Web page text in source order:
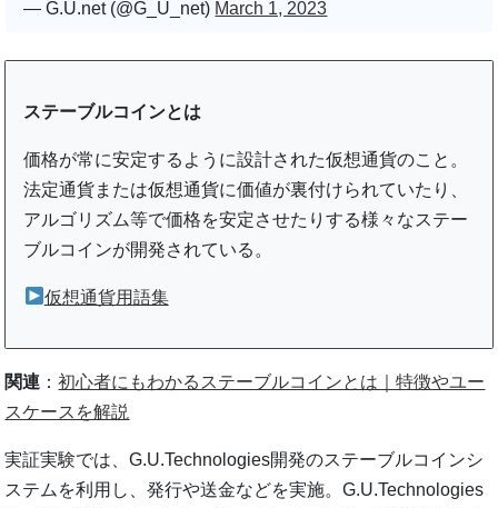
— G.U.net (@G_U_net) March 1, 2023
ステーブルコインとは
価格が常に安定するように設計された仮想通貨のこと。
法定通貨または仮想通貨に価値が裏付けられていたり、
アルゴリズム等で価格を安定させたりする様々なステー
ブルコインが開発されている。
仮想通貨用語集
関連 ：初心者にもわかるステーブルコインとは｜特徴やユー
スケースを解説
実証実験では、G.U.Technologies開発のステーブルコインシ
ステムを利用し、発行や送金などを実施。G.U.Technologies